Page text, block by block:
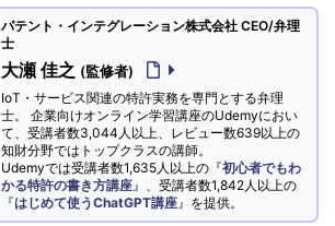
パテント・インテグレーション株式会社 CEO/弁理
士
大瀬 佳之 (監修者)
IoT・サービス関連の特許実務を専門とする弁理
士。 企業向けオンライン学習講座のUdemyにおい
て、受講者数3,044人以上、レビュー数639以上の
知財分野ではトップクラスの講師。
Udemyでは受講者数1,635人以上の『初心者でもわ
かる特許の書き方講座 』、受講者数1,842人以上の
『はじめて使うChatGPT講座 』を提供。